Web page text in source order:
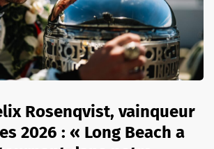
Rosenqvist, vainqueur
2026 : « Long Beach a